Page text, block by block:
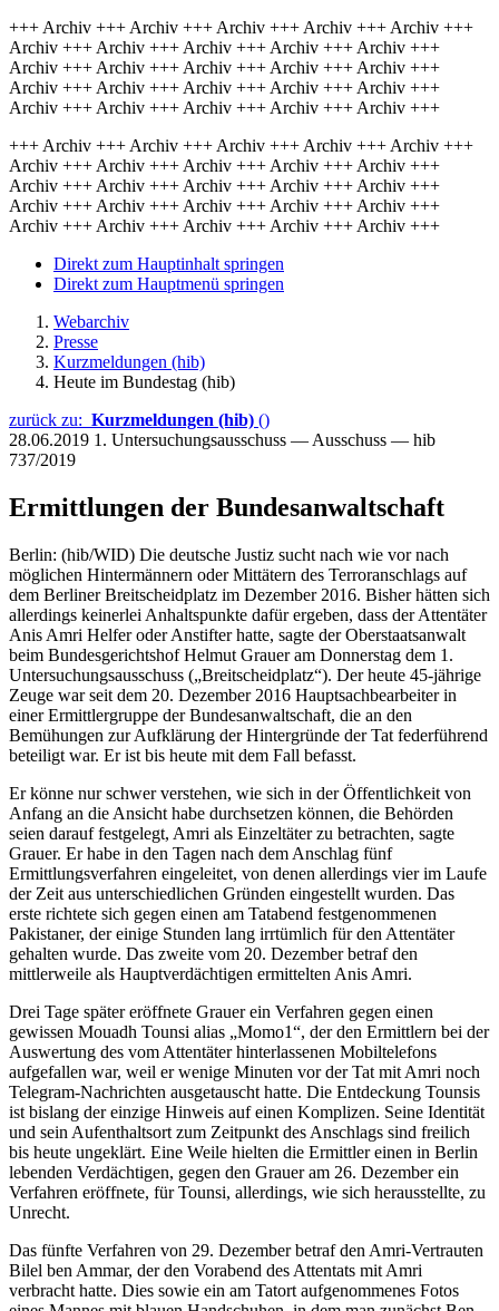
+++ Archiv +++ Archiv +++ Archiv +++ Archiv +++ Archiv +++
Archiv +++ Archiv +++ Archiv +++ Archiv +++ Archiv +++
Archiv +++ Archiv +++ Archiv +++ Archiv +++ Archiv +++
Archiv +++ Archiv +++ Archiv +++ Archiv +++ Archiv +++
Archiv +++ Archiv +++ Archiv +++ Archiv +++ Archiv +++
+++ Archiv +++ Archiv +++ Archiv +++ Archiv +++ Archiv +++
Archiv +++ Archiv +++ Archiv +++ Archiv +++ Archiv +++
Archiv +++ Archiv +++ Archiv +++ Archiv +++ Archiv +++
Archiv +++ Archiv +++ Archiv +++ Archiv +++ Archiv +++
Archiv +++ Archiv +++ Archiv +++ Archiv +++ Archiv +++
Direkt zum Hauptinhalt springen
Direkt zum Hauptmenü springen
Webarchiv
Presse
Kurzmeldungen (hib)
Heute im Bundestag (hib)
zurück zu: Kurzmeldungen (hib) ()
28.06.2019 1. Untersuchungsausschuss — Ausschuss — hib
737/2019
Ermittlungen der Bundesanwaltschaft
Berlin: (hib/WID) Die deutsche Justiz sucht nach wie vor nach
möglichen Hintermännern oder Mittätern des Terroranschlags auf
dem Berliner Breitscheidplatz im Dezember 2016. Bisher hätten sich
allerdings keinerlei Anhaltspunkte dafür ergeben, dass der Attentäter
Anis Amri Helfer oder Anstifter hatte, sagte der Oberstaatsanwalt
beim Bundesgerichtshof Helmut Grauer am Donnerstag dem 1.
Untersuchungsausschuss („Breitscheidplatz“). Der heute 45-jährige
Zeuge war seit dem 20. Dezember 2016 Hauptsachbearbeiter in
einer Ermittlergruppe der Bundesanwaltschaft, die an den
Bemühungen zur Aufklärung der Hintergründe der Tat federführend
beteiligt war. Er ist bis heute mit dem Fall befasst.
Er könne nur schwer verstehen, wie sich in der Öffentlichkeit von
Anfang an die Ansicht habe durchsetzen können, die Behörden
seien darauf festgelegt, Amri als Einzeltäter zu betrachten, sagte
Grauer. Er habe in den Tagen nach dem Anschlag fünf
Ermittlungsverfahren eingeleitet, von denen allerdings vier im Laufe
der Zeit aus unterschiedlichen Gründen eingestellt wurden. Das
erste richtete sich gegen einen am Tatabend festgenommenen
Pakistaner, der einige Stunden lang irrtümlich für den Attentäter
gehalten wurde. Das zweite vom 20. Dezember betraf den
mittlerweile als Hauptverdächtigen ermittelten Anis Amri.
Drei Tage später eröffnete Grauer ein Verfahren gegen einen
gewissen Mouadh Tounsi alias „Momo1“, der den Ermittlern bei der
Auswertung des vom Attentäter hinterlassenen Mobiltelefons
aufgefallen war, weil er wenige Minuten vor der Tat mit Amri noch
Telegram-Nachrichten ausgetauscht hatte. Die Entdeckung Tounsis
ist bislang der einzige Hinweis auf einen Komplizen. Seine Identität
und sein Aufenthaltsort zum Zeitpunkt des Anschlags sind freilich
bis heute ungeklärt. Eine Weile hielten die Ermittler einen in Berlin
lebenden Verdächtigen, gegen den Grauer am 26. Dezember ein
Verfahren eröffnete, für Tounsi, allerdings, wie sich herausstellte, zu
Unrecht.
Das fünfte Verfahren von 29. Dezember betraf den Amri-Vertrauten
Bilel ben Ammar, der den Vorabend des Attentats mit Amri
verbracht hatte. Dies sowie ein am Tatort aufgenommenes Fotos